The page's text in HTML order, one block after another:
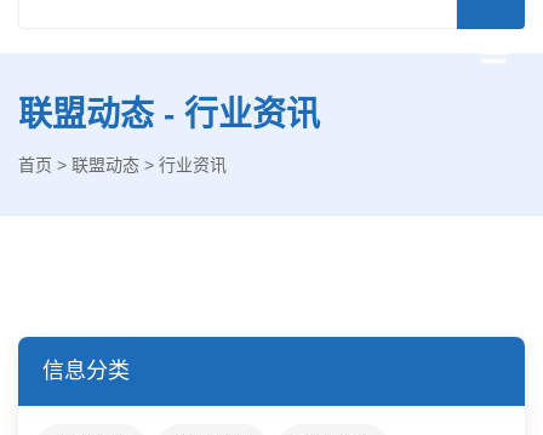
联盟动态 - 行业资讯
首页 > 联盟动态 > 行业资讯
信息分类